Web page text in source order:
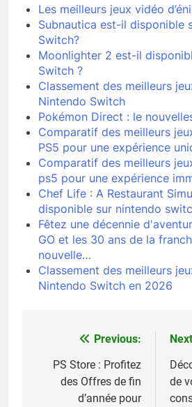
Les meilleurs jeux vidéo
Subnautica est-il disponible
Switch?
Moonlighter 2 est-il
Switch ?
Classement des meilleurs
Nintendo Switch
Pokémon Direct : le
Comparatif des meilleurs
PS5 pour une expérience
Comparatif des meilleurs
ps5 pour une expérience
Chef Life : A Restaurant
disponible sur nintendo
Fêtez une décennie
GO et les 30 ans de la
nouvelle…
Classement des meilleurs
Nintendo Switch en 2026
Navigation
de
l’article
Previous:
PS Store : Profitez
des Offres de fin
d’année pour
de